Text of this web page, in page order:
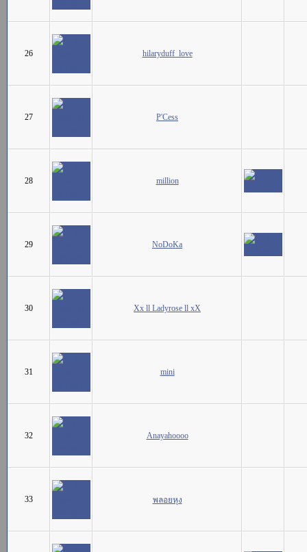
26 hilaryduff_love
27 P'Cess
28 million
29 NoDoKa
30 Xx ll Ladyrose ll xX
31 mini
32 Anayahoooo
33 พลอยหุง